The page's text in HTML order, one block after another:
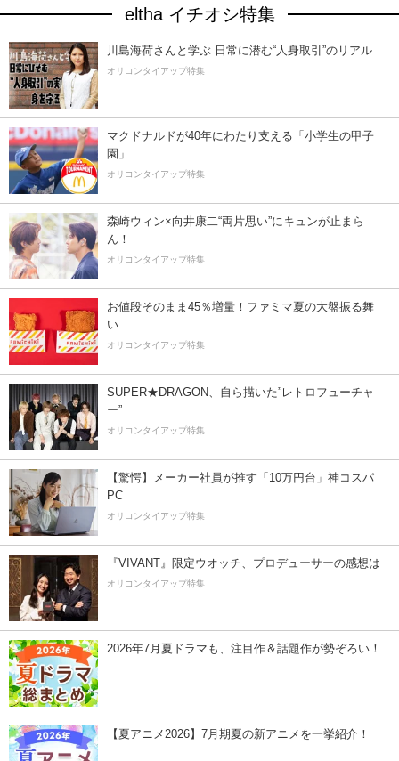
eltha イチオシ特集
川島海荷さんと学ぶ 日常に潜む“人身取引”のリアル
オリコンタイアップ特集
マクドナルドが40年にわたり支える「小学生の甲子
園」
オリコンタイアップ特集
森崎ウィン×向井康二“両片思い”にキュンが止まら
ん！
オリコンタイアップ特集
お値段そのまま45％増量！ファミマ夏の大盤振る舞
い
オリコンタイアップ特集
SUPER★DRAGON、自ら描いた”レトロフューチャ
ー”
オリコンタイアップ特集
【驚愕】メーカー社員が推す「10万円台」神コスパ
PC
オリコンタイアップ特集
『VIVANT』限定ウオッチ、プロデューサーの感想は
オリコンタイアップ特集
2026年7月夏ドラマも、注目作＆話題作が勢ぞろい！
【夏アニメ2026】7月期夏の新アニメを一挙紹介！